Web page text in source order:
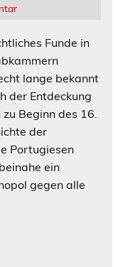
Funde in
lange bekannt
der Entdeckung
Beginn des 16.
der
Portugiesen
ein
gegen alle